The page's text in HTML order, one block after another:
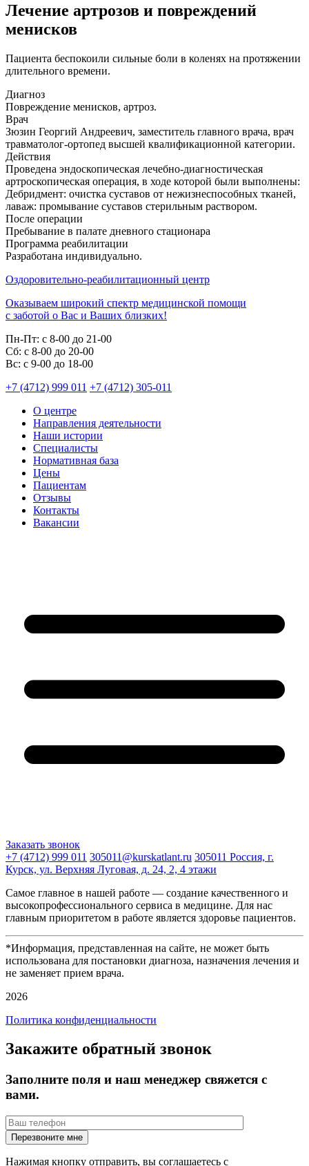
Лечение артрозов и повреждений
менисков
Пациента беспокоили сильные боли в коленях на протяжении
длительного времени.
Диагноз
Повреждение менисков, артроз.
Врач
Зюзин Георгий Андреевич, заместитель главного врача, врач
травматолог-ортопед высшей квалификационной категории.
Действия
Проведена эндоскопическая лечебно-диагностическая
артроскопическая операция, в ходе которой были выполнены:
Дебридмент: очистка суставов от нежизнеспособных тканей,
лаваж: промывание суставов стерильным раствором.
После операции
Пребывание в палате дневного стационара
Программа реабилитации
Разработана индивидуально.
Оздоровительно-реабилитационный центр
Оказываем широкий спектр медицинской помощи
с заботой о Вас и Ваших близких!
Пн-Пт: с 8-00 до 21-00
Cб: с 8-00 до 20-00
Вс: с 9-00 до 18-00
+7 (4712) 999 011 +7 (4712) 305-011
О центре
Направления деятельности
Наши истории
Специалисты
Нормативная база
Цены
Пациентам
Отзывы
Контакты
Вакансии
Заказать звонок
+7 (4712) 999 011 305011@kurskatlant.ru 305011 Россия, г.
Курск, ул. Верхняя Луговая, д. 24, 2, 4 этажи
Самое главное в нашей работе — создание качественного и
высокопрофессионального сервиса в медицине. Для нас
главным приоритетом в работе является здоровье пациентов.
*Информация, представленная на сайте, не может быть
использована для постановки диагноза, назначения лечения и
не заменяет прием врача.
2026
Политика конфиденциальности
Закажите обратный звонок
Заполните поля и наш менеджер свяжется с
вами.
Нажимая кнопку отправить, вы соглашаетесь с